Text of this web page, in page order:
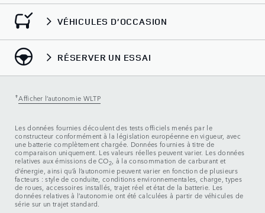
VÉHICULES D’OCCASION
RÉSERVER UN ESSAI
✝Afficher l’autonomie WLTP
Les données fournies découlent des tests officiels menés par le
constructeur conformément à la législation européenne en vigueur, avec
une batterie complètement chargée. Données fournies à titre de
comparaison uniquement. Les valeurs réelles peuvent varier. Les données
relatives aux émissions de CO2, à la consommation de carburant et
d’énergie, ainsi qu’à l’autonomie peuvent varier en fonction de plusieurs
facteurs : style de conduite, conditions environnementales, charge, types
de roues, accessoires installés, trajet réel et état de la batterie. Les
données relatives à l’autonomie ont été calculées à partir de véhicules de
série sur un trajet standard.